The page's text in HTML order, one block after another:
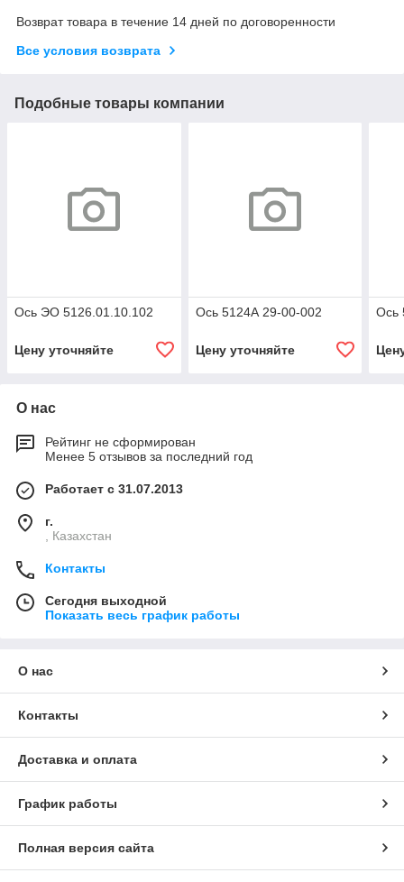
Возврат товара в течение 14 дней по договоренности
Все условия возврата
Подобные товары компании
Ось ЭО 5126.01.10.102
Цену уточняйте
Ось 5124А 29-00-002
Цену уточняйте
Ось
О нас
Рейтинг не сформирован
Менее 5 отзывов за последний год
Работает с 31.07.2013
г.
, Казахстан
Контакты
Сегодня выходной
Показать весь график работы
О нас
Контакты
Доставка и оплата
График работы
Полная версия сайта